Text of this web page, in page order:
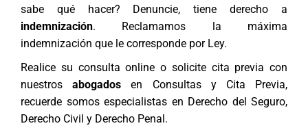
sabe qué hacer? Denuncie, tiene derecho a
indemnización. Reclamamos la máxima
indemnización que le corresponde por Ley.
Realice su consulta online o solicite cita previa con
nuestrosabogados en Consultas y Cita Previa,
recuerde somos especialistas en Derecho del Seguro,
Derecho Civil y Derecho Penal.